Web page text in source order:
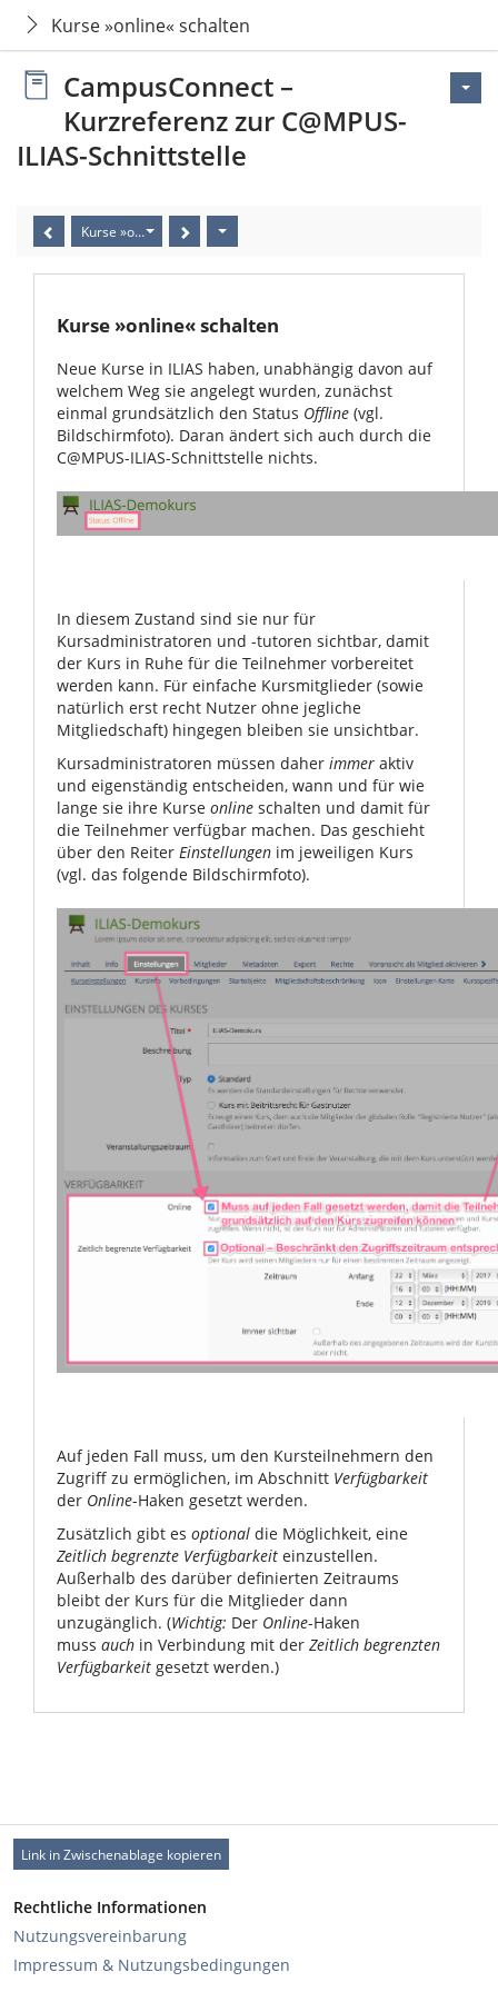
Kurse »online« schalten
CampusConnect –
Kurzreferenz zur C@MPUS-
ILIAS-Schnittstelle
Kurse »online« schalten
Kurse »online« schalten
Neue Kurse in ILIAS haben, unabhängig davon auf
welchem Weg sie angelegt wurden, zunächst
einmal grundsätzlich den Status Offline (vgl.
Bildschirmfoto). Daran ändert sich auch durch die
C@MPUS-ILIAS-Schnittstelle nichts.
In diesem Zustand sind sie nur für
Kursadministratoren und -tutoren sichtbar, damit
der Kurs in Ruhe für die Teilnehmer vorbereitet
werden kann. Für einfache Kursmitglieder (sowie
natürlich erst recht Nutzer ohne jegliche
Mitgliedschaft) hingegen bleiben sie unsichtbar.
Kursadministratoren müssen daher immer aktiv
und eigenständig entscheiden, wann und für wie
lange sie ihre Kurse online schalten und damit für
die Teilnehmer verfügbar machen. Das geschieht
über den Reiter Einstellungen im jeweiligen Kurs
(vgl. das folgende Bildschirmfoto).
Auf jeden Fall muss, um den Kursteilnehmern den
Zugriff zu ermöglichen, im Abschnitt Verfügbarkeit
der Online-Haken gesetzt werden.
Zusätzlich gibt es optional die Möglichkeit, eine
Zeitlich begrenzte Verfügbarkeit einzustellen.
Außerhalb des darüber definierten Zeitraums
bleibt der Kurs für die Mitglieder dann
unzugänglich. (Wichtig: Der Online-Haken
muss auch in Verbindung mit der Zeitlich begrenzten
Verfügbarkeit gesetzt werden.)
Link in Zwischenablage kopieren
Rechtliche Informationen
Nutzungsvereinbarung
Impressum & Nutzungsbedingungen